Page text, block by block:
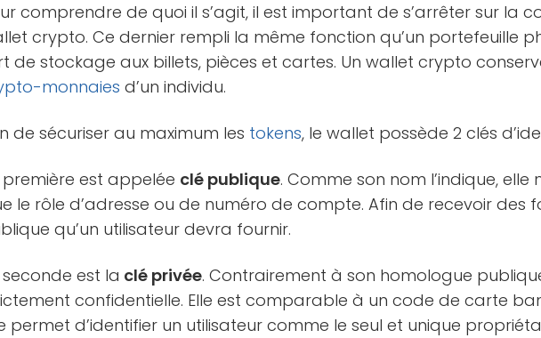
comprendre de quoi il s’agit, il est important de s’arrêter sur la
crypto. Ce dernier rempli la même fonction qu’un portefeuille
de stockage aux billets, pièces et cartes. Un wallet crypto
monnaies d’un individu.
de sécuriser au maximum les tokens, le wallet possède 2 clés
première est appelée clé publique. Comme son nom l’indique, elle
le rôle d’adresse ou de numéro de compte. Afin de recevoir des
qu’un utilisateur devra fournir.
seconde est la clé privée. Contrairement à son homologue
confidentielle. Elle est comparable à un code de carte
permet d’identifier un utilisateur comme le seul et unique